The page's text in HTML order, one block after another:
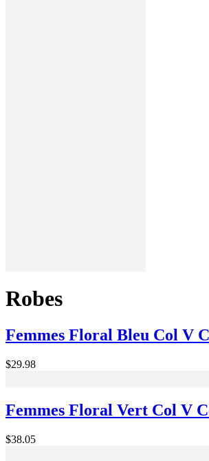
Robes
Femmes Floral Bleu Col V
$29.98
Femmes Floral Vert Col V
$38.05